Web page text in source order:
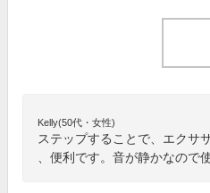
Kelly(50代・女性)
ステップすることで、エクサ
、便利です。音が静かなので